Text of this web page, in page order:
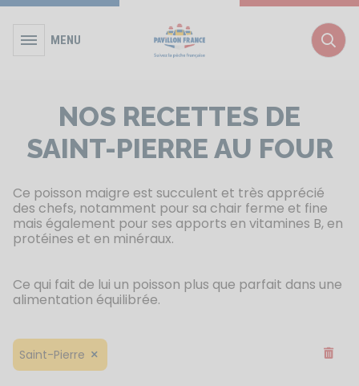
MENU
NOS RECETTES DE
SAINT-PIERRE AU FOUR
Ce poisson maigre est succulent et très apprécié
des chefs, notamment pour sa chair ferme et fine
mais également pour ses apports en vitamines B, en
protéines et en minéraux.
Ce qui fait de lui un poisson plus que parfait dans une
alimentation équilibrée.
Saint-Pierre